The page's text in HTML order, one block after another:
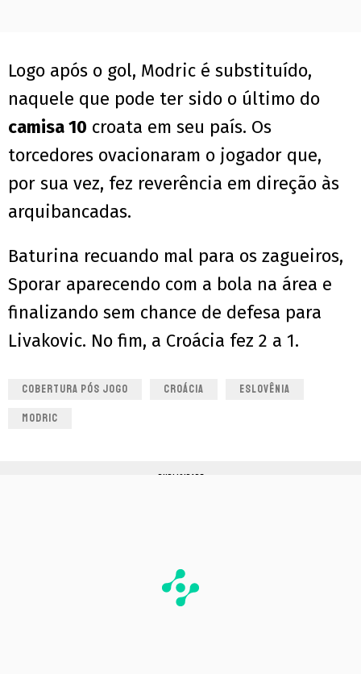
Logo após o gol, Modric é substituído,
naquele que pode ter sido o último do
camisa 10 croata em seu país. Os
torcedores ovacionaram o jogador que,
por sua vez, fez reverência em direção às
arquibancadas.
Baturina recuando mal para os zagueiros,
Sporar aparecendo com a bola na área e
finalizando sem chance de defesa para
Livakovic. No fim, a Croácia fez 2 a 1.
COBERTURA PÓS JOGO CROÁCIA ESLOVÊNIA
MODRIC
PUBLICIDADE